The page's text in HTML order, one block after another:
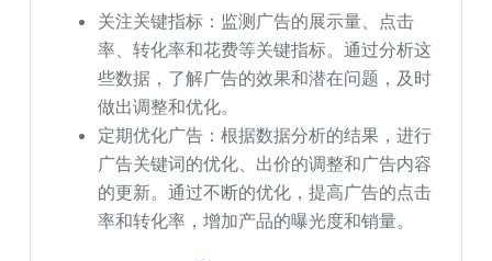
关注关键指标：监测广告的展示量、点击
率、转化率和花费等关键指标。通过分析这
些数据，了解广告的效果和潜在问题，及时
做出调整和优化。
定期优化广告：根据数据分析的结果，进行
广告关键词的优化、出价的调整和广告内容
的更新。通过不断的优化，提高广告的点击
率和转化率，增加产品的曝光度和销量。